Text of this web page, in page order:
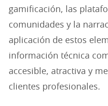
gamificación, las
comunidades y la
aplicación de estos
información técnica
accesible, atractiva y
clientes profesionales.